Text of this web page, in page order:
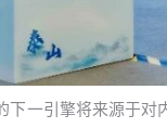
一引擎将来源于